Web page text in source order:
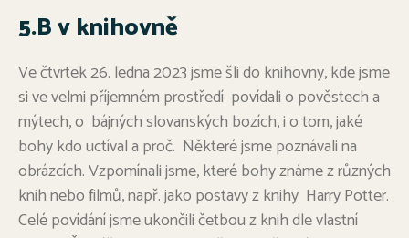
5.B v knihovně
Ve čtvrtek 26. ledna 2023 jsme šli do knihovny, kde jsme
si ve velmi příjemném prostředí povídali o pověstech a
mýtech, o bájných slovanských bozích, i o tom, jaké
bohy kdo uctíval a proč. Některé jsme poznávali na
obrázcích. Vzpomínali jsme, které bohy známe z různých
knih nebo filmů, např. jako postavy z knihy Harry Potter.
Celé povídání jsme ukončili četbou z knih dle vlastní